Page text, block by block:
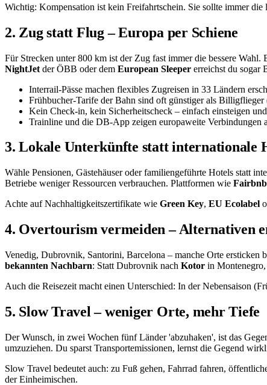
Wichtig: Kompensation ist kein Freifahrtschein. Sie sollte immer
2. Zug statt Flug – Europa per Schiene
Für Strecken unter 800 km ist der Zug fast immer die bessere
NightJet der ÖBB oder dem European Sleeper erreichst du sogar
Interrail-Pässe machen flexibles Zugreisen in 33 Ländern
Frühbucher-Tarife der Bahn sind oft günstiger als
Kein Check-in, kein Sicherheitscheck – einfach einsteigen
Trainline und die DB-App zeigen europaweite Verbindungen
3. Lokale Unterkünfte statt internationale
Wähle Pensionen, Gästehäuser oder familiengeführte Hotels statt
Betriebe weniger Ressourcen verbrauchen. Plattformen wie Fairbnb
Achte auf Nachhaltigkeitszertifikate wie Green Key, EU Ecolabel
4. Overtourism vermeiden – Alternativen
Venedig, Dubrovnik, Santorini, Barcelona – manche Orte ersticken
bekannten Nachbarn: Statt Dubrovnik nach Kotor in
Auch die Reisezeit macht einen Unterschied: In der Nebensaison
5. Slow Travel – weniger Orte, mehr Tiefe
Der Wunsch, in zwei Wochen fünf Länder 'abzuhaken', ist das
umzuziehen. Du sparst Transportemissionen, lernst die Gegend
Slow Travel bedeutet auch: zu Fuß gehen, Fahrrad fahren,
der Einheimischen.